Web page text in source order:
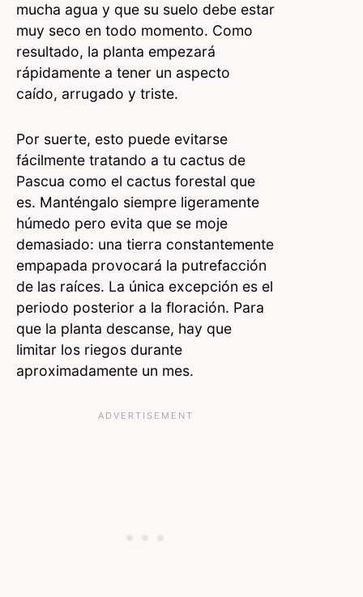
mucha agua y que su suelo debe estar
muy seco en todo momento. Como
resultado, la planta empezará
rápidamente a tener un aspecto
caído, arrugado y triste.
Por suerte, esto puede evitarse
fácilmente tratando a tu cactus de
Pascua como el cactus forestal que
es. Manténgalo siempre ligeramente
húmedo pero evita que se moje
demasiado: una tierra constantemente
empapada provocará la putrefacción
de las raíces. La única excepción es el
periodo posterior a la floración. Para
que la planta descanse, hay que
limitar los riegos durante
aproximadamente un mes.